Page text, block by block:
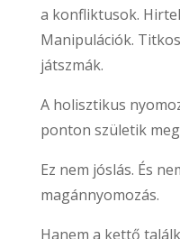
a konfliktusok.
Manipulációk.
játszmák.
A holisztikus
ponton születik
Ez nem jóslás. És
magánnyomozás.
Hanem a kettő